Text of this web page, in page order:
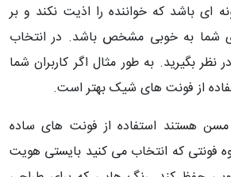
ای باشد که خواننده را اذیت نکند و بر
شما به خوبی مشخص باشد. در انتخاب
نظر بگیرید. به طور مثال اگر کاربران شما
از فونت های شیک بهتر است.
مسن هستند استفاده از فونت های ساده
فونتی که انتخاب می کنید بایستی هویت